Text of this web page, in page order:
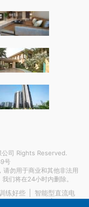
司 Rights Reserved.
号
请勿用于商业和其他非法用
们将在24小时内删除。
练好些
智能型直流电